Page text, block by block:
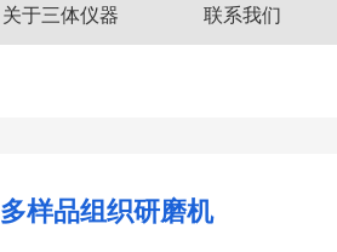
关于三体仪器 联系我们
多样品组织研磨机